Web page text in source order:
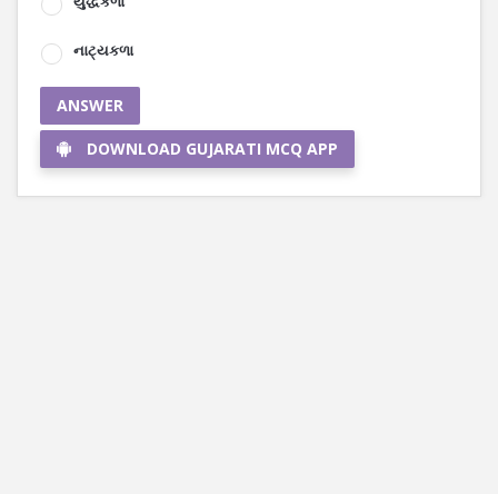
નાટ્યકળા
ANSWER
DOWNLOAD GUJARATI MCQ APP